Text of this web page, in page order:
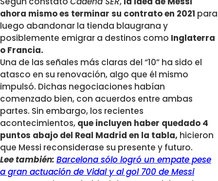
ahora mismo es terminar su contrato en 2021 para
luego abandonar la tienda blaugrana y
posiblemente emigrar a destinos como Inglaterra
o Francia.
Una de las señales más claras del “10” ha sido el
atasco en su renovación, algo que él mismo
impulsó. Dichas negociaciones habían
comenzado bien, con acuerdos entre ambas
partes. Sin embargo, los recientes
acontecimientos, que incluyen haber quedado 4
puntos abajo del Real Madrid en la tabla, hicieron
que Messi reconsiderase su presente y futuro.
Lee también: Barcelona sólo logró un empate pese
a gran actuación de Vidal y al gol 700 de Messi